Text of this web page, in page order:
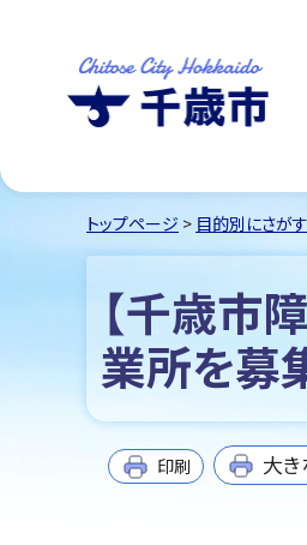
トップページ > 目的別にさがす
【千歳市
業所を募
印刷 大